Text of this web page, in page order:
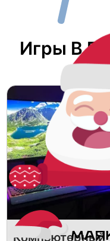
Игры В
Компьютерный